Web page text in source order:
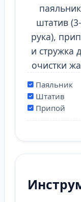
Паяльник
Штатив
Припой